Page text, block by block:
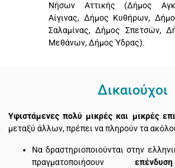
Νήσων Αττικής (Δήμος
Αίγινας, Δήμος Κυθήρων,
Σαλαμίνας, Δήμος Σπετσών,
Μεθάνων, Δήμος Ύδρας).
Δικαιούχοι
Υφιστάμενες πολύ μικρές και μικρές
μεταξύ άλλων, πρέπει να πληρούν τα
Να δραστηριοποιούνται στην
πραγματοποιήσουν